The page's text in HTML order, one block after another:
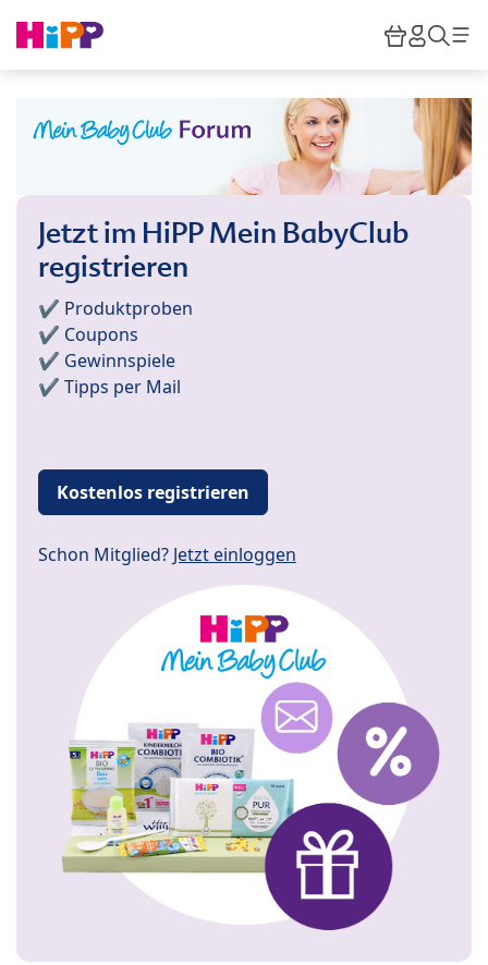
HiPP
Jetzt im HiPP Mein BabyClub
registrieren
✔️ Produktproben
✔️ Coupons
✔️ Gewinnspiele
✔️ Tipps per Mail
Kostenlos registrieren
Schon Mitglied? Jetzt einloggen